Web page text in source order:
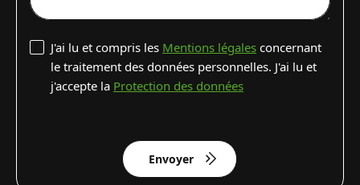
J'ai lu et compris les Mentions légales concernant
le traitement des données personnelles. J'ai lu et
j'accepte la Protection des données
Envoyer